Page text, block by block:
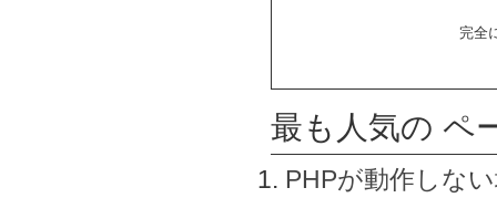
完全
最も人気の ペ
PHPが動作しな